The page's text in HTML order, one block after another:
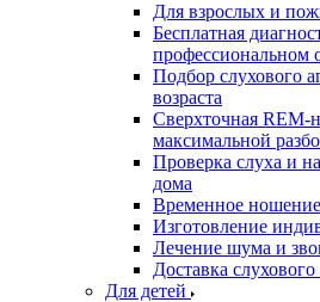
Для взрослых и
Бесплатная
профессиональном
Подбор слухового
возраста
Сверхточная REM-
максимальной
Проверка слуха и
дома
Временное ношение
Изготовление
Лечение шума и
Доставка слухового
Для детей